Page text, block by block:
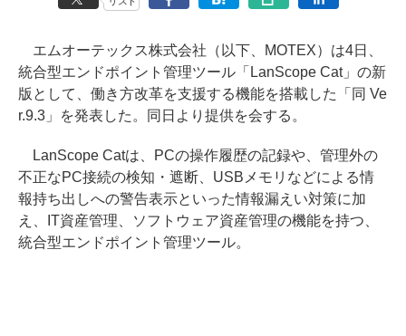
エムオーテックス株式会社（以下、MOTEX）は4日、
統合型エンドポイント管理ツール「LanScope Cat」の新
版として、働き方改革を支援する機能を搭載した「同 Ve
r.9.3」を発表した。同日より提供を会する。
LanScope Catは、PCの操作履歴の記録や、管理外の
不正なPC接続の検知・遮断、USBメモリなどによる情
報持ち出しへの警告表示といった情報漏えい対策に加
え、IT資産管理、ソフトウェア資産管理の機能を持つ、
統合型エンドポイント管理ツール。